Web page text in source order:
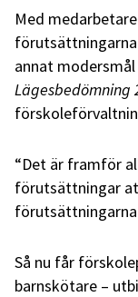
Med
annat
Lägesbedömning
“Det är framför
förutsättningar
förutsättningarna
Så nu får
barnskötare –